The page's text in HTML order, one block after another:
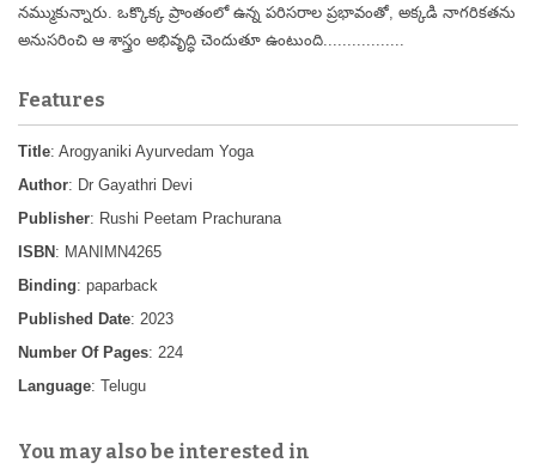
నమ్ముకున్నారు. ఒక్కొక్క ప్రాంతంలో ఉన్న పరిసరాల ప్రభావంతో, అక్కడి నాగరికతను
అనుసరించి ఆ శాస్త్రం అభివృద్ధి చెందుతూ ఉంటుంది.................
Features
Title: Arogyaniki Ayurvedam Yoga
Author: Dr Gayathri Devi
Publisher: Rushi Peetam Prachurana
ISBN : MANIMN4265
Binding: paparback
Published Date: 2023
Number Of Pages: 224
Language: Telugu
You may also be interested in